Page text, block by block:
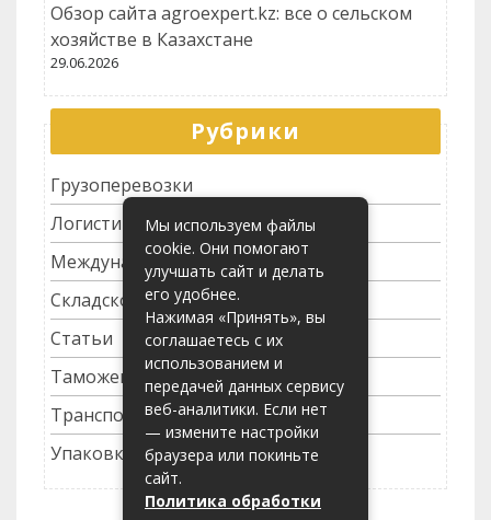
Обзор сайта agroexpert.kz: все о сельском
хозяйстве в Казахстане
29.06.2026
Рубрики
Грузоперевозки
Логистика
Международные перевозки
Складское хозяйство
Статьи
Таможенное оформление
Транспортные услуги
Упаковка грузов
Мы используем файлы
cookie. Они помогают
улучшать сайт и делать
его удобнее.
Нажимая «Принять», вы
соглашаетесь с их
использованием и
передачей данных сервису
веб-аналитики. Если нет
— измените настройки
браузера или покиньте
сайт.
Политика обработки